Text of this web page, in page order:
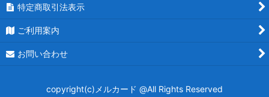
特定商取引法表示
ご利用案内
お問い合わせ
copyright(c)メルカード @All Rights Reserved